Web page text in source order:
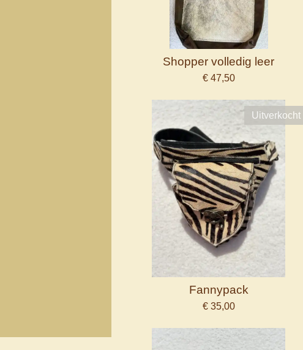
Shopper volledig leer
€ 47,50
Uitverkocht
Fannypack
€ 35,00